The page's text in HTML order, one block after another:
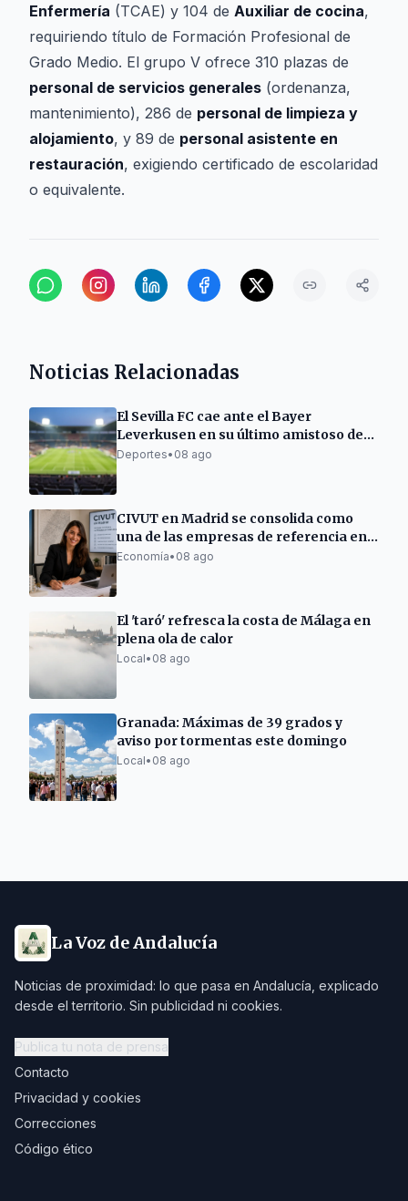
Enfermería (TCAE) y 104 de Auxiliar de cocina,
requiriendo título de Formación Profesional de
Grado Medio. El grupo V ofrece 310 plazas de
personal de servicios generales (ordenanza,
mantenimiento), 286 de personal de limpieza y
alojamiento, y 89 de personal asistente en
restauración, exigiendo certificado de escolaridad
o equivalente.
Noticias Relacionadas
El Sevilla FC cae ante el Bayer
Leverkusen en su último amistoso de
pretemporada
Deportes• 08 ago
CIVUT en Madrid se consolida como
una de las empresas de referencia en
la tramitación de licencias turísticas
Economía• 08 ago
El 'taró' refresca la costa de Málaga en
plena ola de calor
Local• 08 ago
Granada: Máximas de 39 grados y
aviso por tormentas este domingo
Local• 08 ago
La Voz de Andalucía
Noticias de proximidad: lo que pasa en Andalucía, explicado
desde el territorio. Sin publicidad ni cookies.
Publica tu nota de prensa
Contacto
Privacidad y cookies
Correcciones
Código ético